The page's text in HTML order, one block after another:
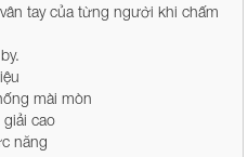
tay của từng người khi chấm
mài mòn
cao
năng